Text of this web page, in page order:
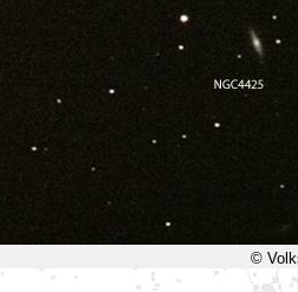
©